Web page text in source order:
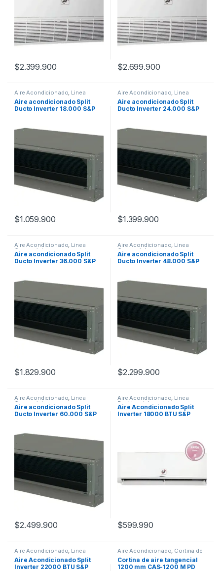
$2.399.900 $2.699.900
Aire Acondicionado Linea
Comercial
Aire acondicionado Split
Ducto Inverter 18.000 S&P
$1.059.900
Aire Acondicionado Linea
Comercial
Aire acondicionado Split
Ducto Inverter 24.000 S&P
$1.399.900
Aire Acondicionado, Linea
Comercial
Aire acondicionado Split
Ducto Inverter 36.000 S&P
$1.829.900
Aire Acondicionado, Linea
Comercial
Aire acondicionado Split
Ducto Inverter 48.000 S&P
$2.299.900
Aire Acondicionado, Linea
Comercial
Aire acondicionado Split
Ducto Inverter 60.000 S&P
$2.499.900
Aire Acondicionado, Linea
Residencial
Aire Acondicionado Split
Inverter 18000 BTU S&P
$599.990
Aire Acondicionado, Linea
Residencial
Aire Acondicionado Split
Inverter 22000 BTU S&P
Aire Acondicionado, Cortina de
Aire
Cortina de aire tangencial
1200 mm CAS-1200 M PD